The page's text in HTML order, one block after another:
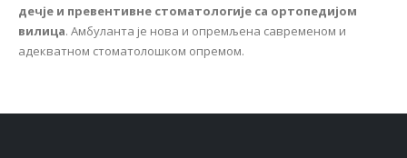
дечје и превентивне стоматологије са ортопедијом
вилица. Амбуланта је нова и опремљена савременом и
адекватном стоматолошком опремом.